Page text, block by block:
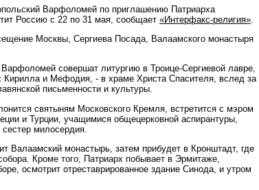
Варфоломей по приглашению Патриарха
Россию с 22 по 31 мая, сообщает «Интерфакс-религия»
Москвы, Сергиева Посада, Валаамского монастыря
совершат литургию в Троице-Сергиевой лавре,
и Мефодия, - в храме Христа Спасителя, вслед за
письменности и культуры.
святыням Московского Кремля, встретится с мэром
и Турции, учащимися общецерковной аспирантуры,
милосердия.
Валаамский монастырь, затем прибудет в Кронштадт, где
Кроме того, Патриарх побывает в Эрмитаже,
осмотрит отреставрированное здание Синода, и утром